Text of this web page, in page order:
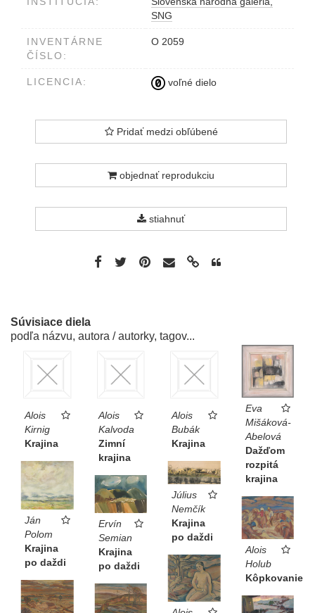
SNG
INVENTÁRNE
ČÍSLO:
O 2059
LICENCIA: voľné dielo
Pridať medzi obľúbené
objednať reprodukciu
stiahnuť
Súvisiace diela
podľa názvu, autora / autorky, tagov...
Alois
Kirnig
Krajina
Alois
Kalvoda
Zimní
krajina
Alois
Bubák
Krajina
Eva
Mišáková-
Abelová
Dažďom
rozpitá
krajina
Ján
Polom
Krajina
po daždi
Július
Nemčík
Krajina
po daždi
Ervín
Semian
Krajina
po daždi
Alois
Holub
Kôpkovanie